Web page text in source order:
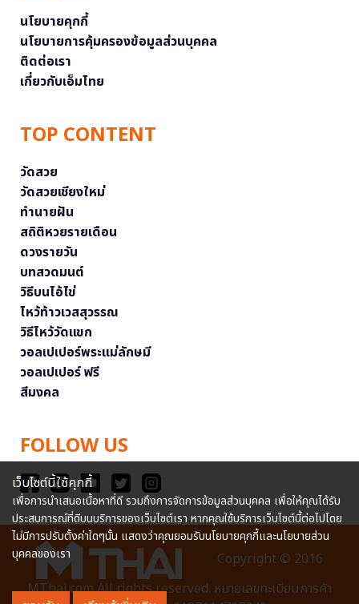
นโยบายคุกกี้
นโยบายการคุ้มครองข้อมูลส่วนบุคคล
ติดต่อเรา
เกี่ยวกับเอ็มไทย
TOP CONTENT
วัดสวย
วัดสวยเชียงใหม่
ทำนายฝัน
สถิติหวยรายเดือน
ดวงรายวัน
บทสวดมนต์
วิธีบนไอ้ไข่
ไหว้ท้าวเวสสุวรรณ
วิธีไหว้วัดแขก
วอลเปเปอร์พระแม่ลักษมี
วอลเปเปอร์ ฟรี
สีมงคล
FOLLOW US
Copyright © 2016
MThai.com All rights reserved. หมายเลขทะเบียนการค้า
เว็บไซต์นี้ใช้คุกกี้
เพื่อการนำเสนอเนื้อหาที่ดี รวมถึงการจัดการข้อมูลส่วนบุคคล เพื่อให้คุณได้รับ
ประสบการณ์ที่ดีบนบริการของเว็บไซต์เรา หากคุณใช้บริการเว็บไซต์นี้ต่อไปโดย
ไม่มีการปรับตั้งค่าใดๆนั้น แสดงว่าคุณยอมรับนโยบายคุกกี้และนโยบายส่วน
บุคคลของเรา